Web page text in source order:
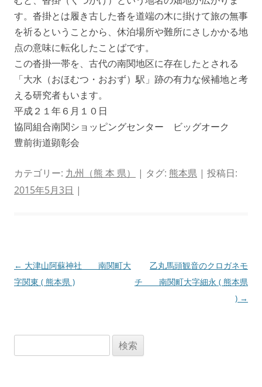
す。沓掛とは履き古した沓を道端の木に掛けて旅の無事
を祈るということから、休泊場所や難所にさしかかる地
点の意味に転化したことばです。
この沓掛一帯を、古代の南関地区に存在したとされる
「大水（おほむつ・おおず）駅」跡の有力な候補地と考
える研究者もいます。
平成２１年６月１０日
協同組合南関ショッピングセンター ビッグオーク
豊前街道顕彰会
カテゴリー: 九州（熊 本 県） | タグ: 熊本県 | 投稿日:
2015年5月3日 |
投
稿
← 大津山阿蘇神社 南関町大
字関東 ( 熊本県 )
乙丸馬頭観音のクロガネモ
チ 南関町大字細永 ( 熊本県
) →
索: